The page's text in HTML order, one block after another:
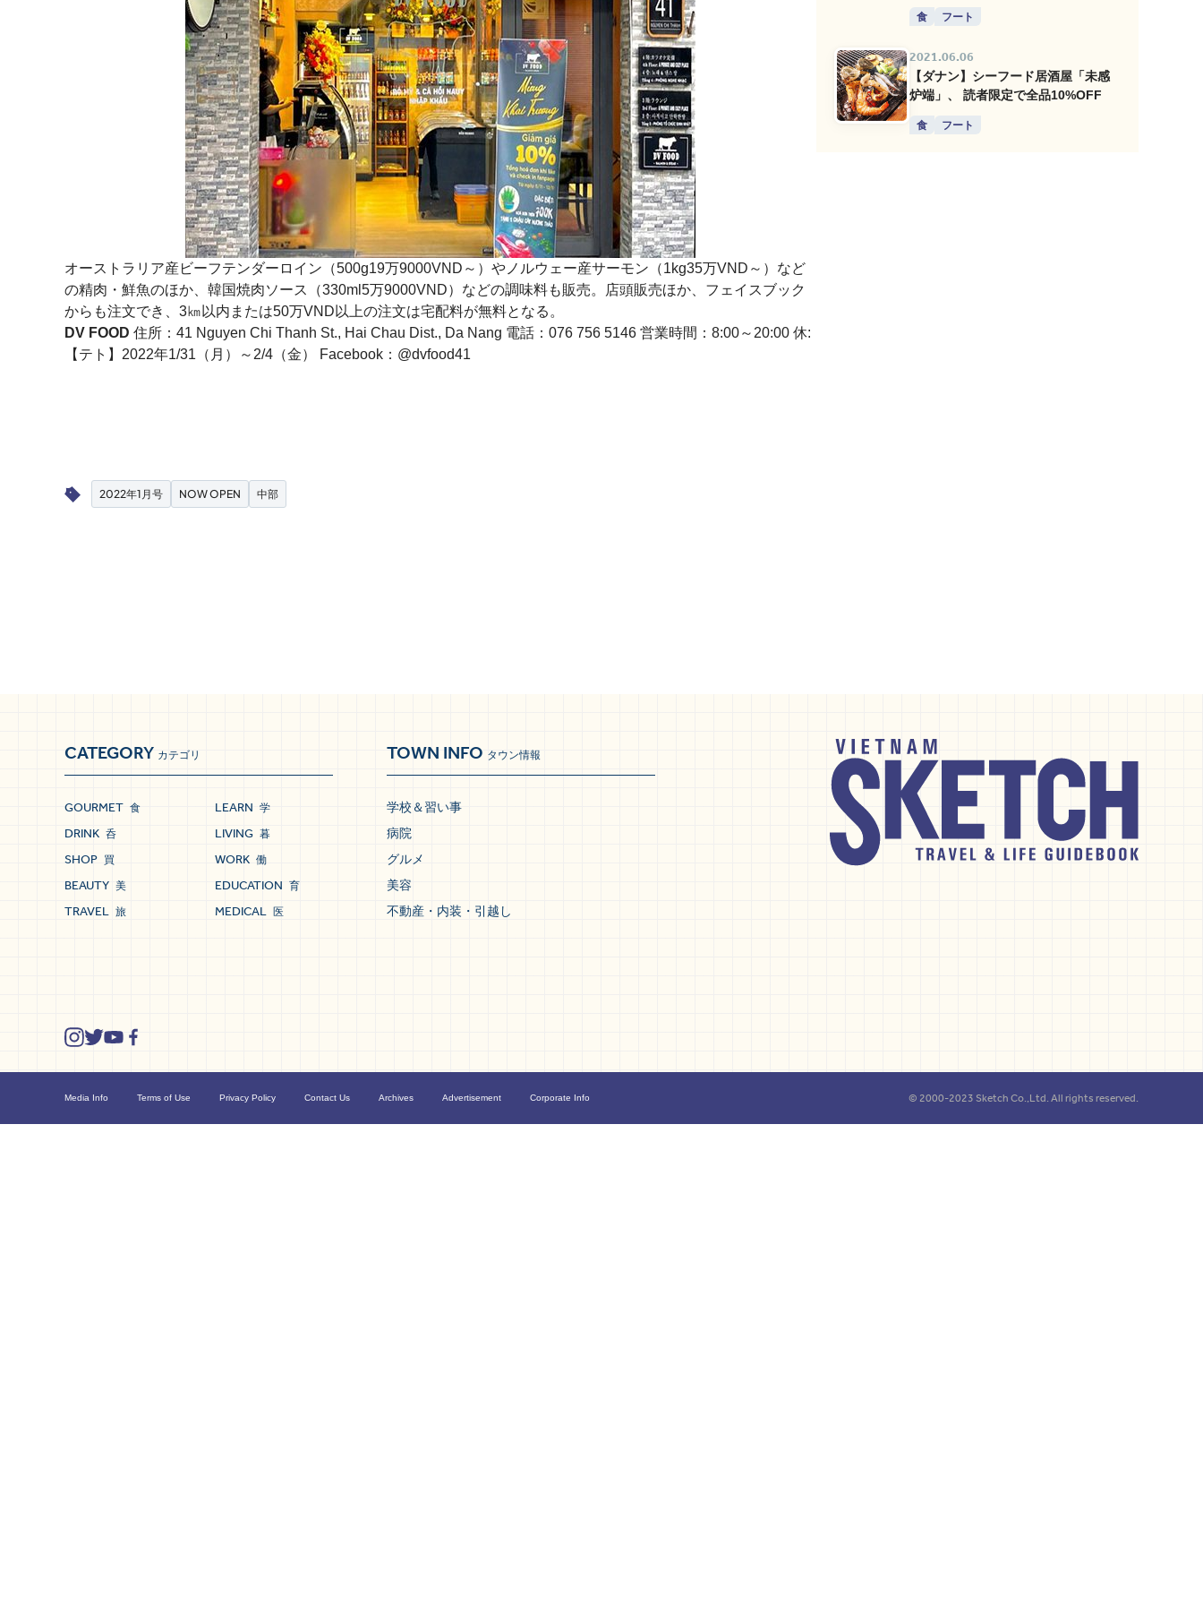
オーストラリア産ビーフテンダーロイン（500g19万9000VND～）やノルウェー産サーモン（1kg35万VND～）など
の精肉・鮮魚のほか、韓国焼肉ソース（330ml5万9000VND）などの調味料も販売。店頭販売ほか、フェイスブック
からも注文でき、3㎞以内または50万VND以上の注文は宅配料が無料となる。
DV FOOD 住所： 41 Nguyen Chi Thanh St., Hai Chau Dist., Da Nang 電話：076 756 5146 営業時間：8:00～20:00 休:
【テト】2022年1/31（月）～2/4（金） Facebook： @dvfood41
2022年1月号 NOW OPEN 中部
食 フート
2021.06.06
【ダナン】シーフード居酒屋「未感
炉端」、 読者限定で全品10%OFF
食 フート
CATEGORY カテゴリ
GOURMET 食
DRINK 呑
SHOP 買
BEAUTY 美
TRAVEL 旅
LEARN 学
LIVING 暮
WORK 働
EDUCATION 育
MEDICAL 医
TOWN INFO タウン情報
学校＆習い事
病院
グルメ
美容
不動産・内装・引越し
Media Info Terms of Use Privacy Policy Contact Us Archives Advertisement Corporate Info © 2000-2023 Sketch Co.,Ltd. All rights reserved.